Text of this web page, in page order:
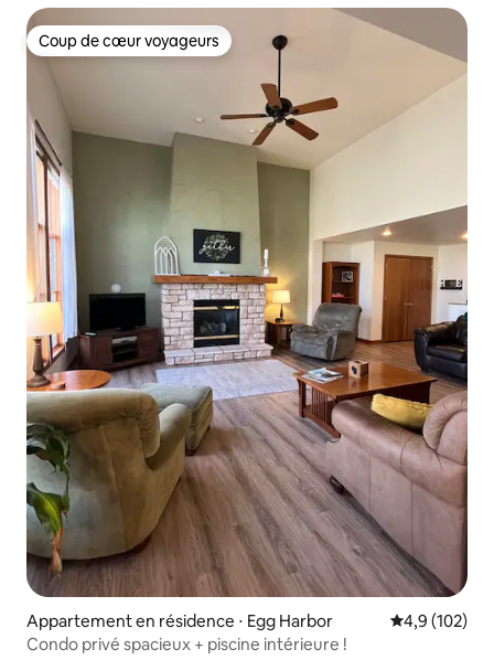
Coup de cœur voyageurs
Coup de cœur voyageurs
Appartement en résidence ⋅ Egg Harbor Évaluation
4,9 (102)
Condo privé spacieux + piscine intérieure !